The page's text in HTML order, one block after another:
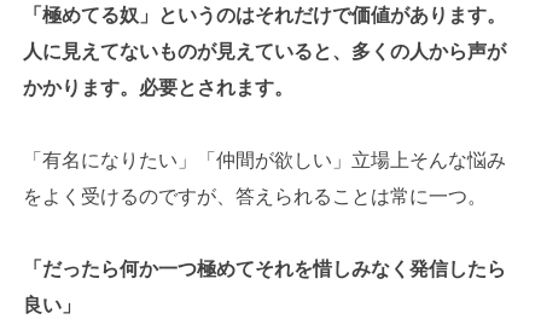
「極めてる奴」というのはそれだけで価値があります。
人に見えてないものが見えていると、多くの人から声が
かかります。必要とされます。
「有名になりたい」「仲間が欲しい」立場上そんな悩み
をよく受けるのですが、答えられることは常に一つ。
「だったら何か一つ極めてそれを惜しみなく発信したら
良い」